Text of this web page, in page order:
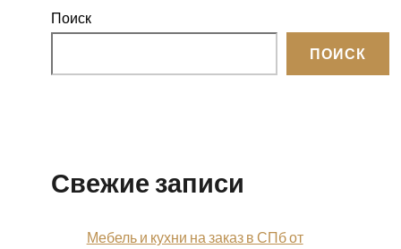
Поиск
ПОИСК
Свежие записи
Мебель и кухни на заказ в СПб от